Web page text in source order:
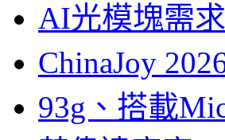
AI光模塊需
ChinaJoy
93g、搭載